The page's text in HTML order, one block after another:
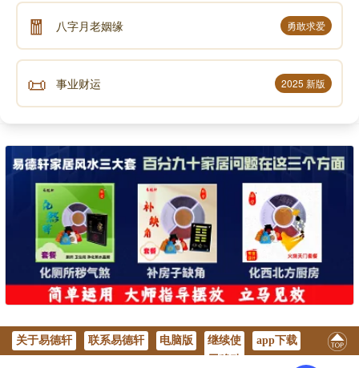
🧧 八字月老姻缘 勇敢求爱
📜 事业财运 2025 新版
关于易德轩 联系易德轩 电脑版
继续使
用移动
app下载